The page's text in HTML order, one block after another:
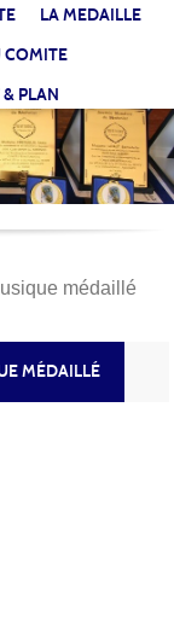
LA MEDAILLE
COMITE
PLAN
médaillé
MÉDAILLÉ